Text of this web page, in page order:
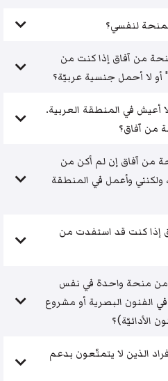
لنفسي؟
من آفاق إذا كنت من
لا أحمل جنسية عربيّة؟
أعيش في المنطقة العربية.
من آفاق؟
من آفاق إن لم أكن من
ولكنني وأعمل في المنطقة
إذا كنت قد استفدت من
من منحة واحدة في نفس
الفنون البصرية أو مشروع
الأدائيّة)؟
الذين لا يتمتّعون بدعم